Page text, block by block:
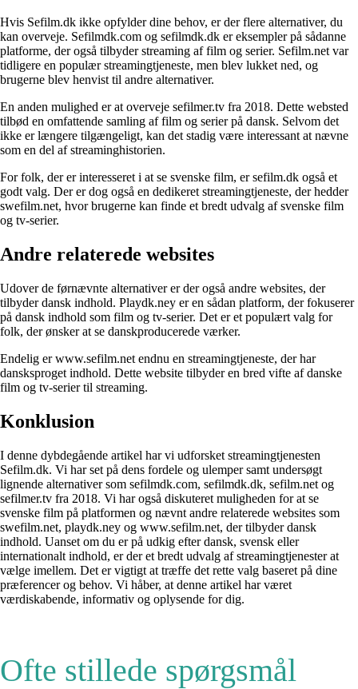
Hvis Sefilm.dk ikke opfylder dine behov, er der flere alternativer, du
kan overveje. Sefilmdk.com og sefilmdk.dk er eksempler på sådanne
platforme, der også tilbyder streaming af film og serier. Sefilm.net var
tidligere en populær streamingtjeneste, men blev lukket ned, og
brugerne blev henvist til andre alternativer.
En anden mulighed er at overveje sefilmer.tv fra 2018. Dette websted
tilbød en omfattende samling af film og serier på dansk. Selvom det
ikke er længere tilgængeligt, kan det stadig være interessant at nævne
som en del af streaminghistorien.
For folk, der er interesseret i at se svenske film, er sefilm.dk også et
godt valg. Der er dog også en dedikeret streamingtjeneste, der hedder
swefilm.net, hvor brugerne kan finde et bredt udvalg af svenske film
og tv-serier.
Andre relaterede websites
Udover de førnævnte alternativer er der også andre websites, der
tilbyder dansk indhold. Playdk.ney er en sådan platform, der fokuserer
på dansk indhold som film og tv-serier. Det er et populært valg for
folk, der ønsker at se danskproducerede værker.
Endelig er www.sefilm.net endnu en streamingtjeneste, der har
dansksproget indhold. Dette website tilbyder en bred vifte af danske
film og tv-serier til streaming.
Konklusion
I denne dybdegående artikel har vi udforsket streamingtjenesten
Sefilm.dk. Vi har set på dens fordele og ulemper samt undersøgt
lignende alternativer som sefilmdk.com, sefilmdk.dk, sefilm.net og
sefilmer.tv fra 2018. Vi har også diskuteret muligheden for at se
svenske film på platformen og nævnt andre relaterede websites som
swefilm.net, playdk.ney og www.sefilm.net, der tilbyder dansk
indhold. Uanset om du er på udkig efter dansk, svensk eller
internationalt indhold, er der et bredt udvalg af streamingtjenester at
vælge imellem. Det er vigtigt at træffe det rette valg baseret på dine
præferencer og behov. Vi håber, at denne artikel har været
værdiskabende, informativ og oplysende for dig.
Ofte stillede spørgsmål